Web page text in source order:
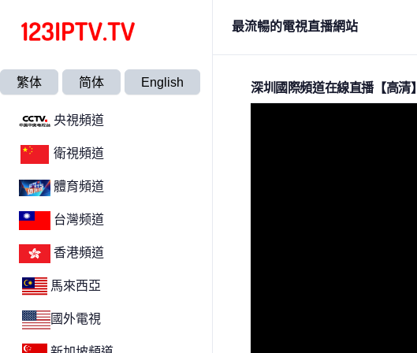
繁体 简体 English
央視頻道
衛視頻道
體育頻道
台灣频道
香港頻道
馬來西亞
國外電視
最流暢的電視直播網站
深圳國際頻道在線直播【高清】